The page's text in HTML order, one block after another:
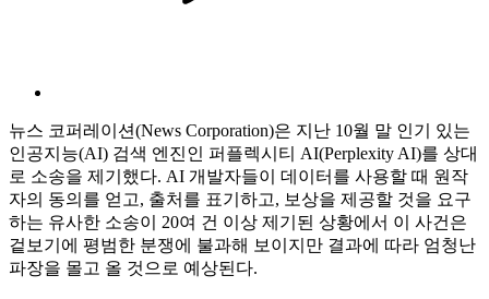
뉴스 코퍼레이션(News Corporation)은 지난 10월 말 인기 있는
인공지능(AI) 검색 엔진인 퍼플렉시티 AI(Perplexity AI)를 상대
로 소송을 제기했다. AI 개발자들이 데이터를 사용할 때 원작
자의 동의를 얻고, 출처를 표기하고, 보상을 제공할 것을 요구
하는 유사한 소송이 20여 건 이상 제기된 상황에서 이 사건은
겉보기에 평범한 분쟁에 불과해 보이지만 결과에 따라 엄청난
파장을 몰고 올 것으로 예상된다.